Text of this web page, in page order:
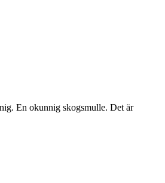
En okunnig skogsmulle. Det är